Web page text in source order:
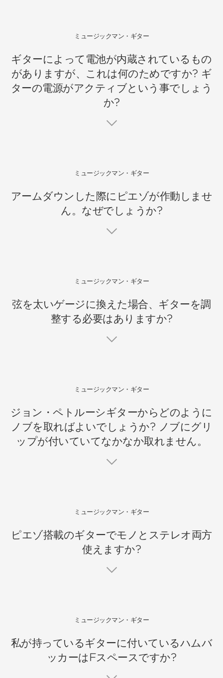
ミュージックマン・ギター
ギターによって電池が内蔵されているもの
がありますが、これは何のためですか? ギ
ターの電源がアクティブという事でしょう
か?
ミュージックマン・ギター
アームダウンした際にピエゾが作動しませ
ん。なぜでしょうか?
ミュージックマン・ギター
弦を太いゲージに換えた場合、ギターを調
整する必要はありますか?
ミュージックマン・ギター
ジョン・ペトルーシギターからどのように
ノブを取ればよいでしょうか? ノブにグリ
ップが付いていてなかなか取れません。
ミュージックマン・ギター
ピエゾ搭載のギターでモノとステレオ両方
使えますか?
ミュージックマン・ギター
私が持っているギターに付いているハムバ
ッカーはFスペースですか?